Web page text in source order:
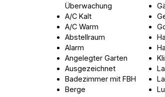
Überwachung
A/C Kalt
A/C Warm
Abstellraum
Alarm
Angelegter Garten
Ausgezeichnet
Badezimmer mit FBH
Berge